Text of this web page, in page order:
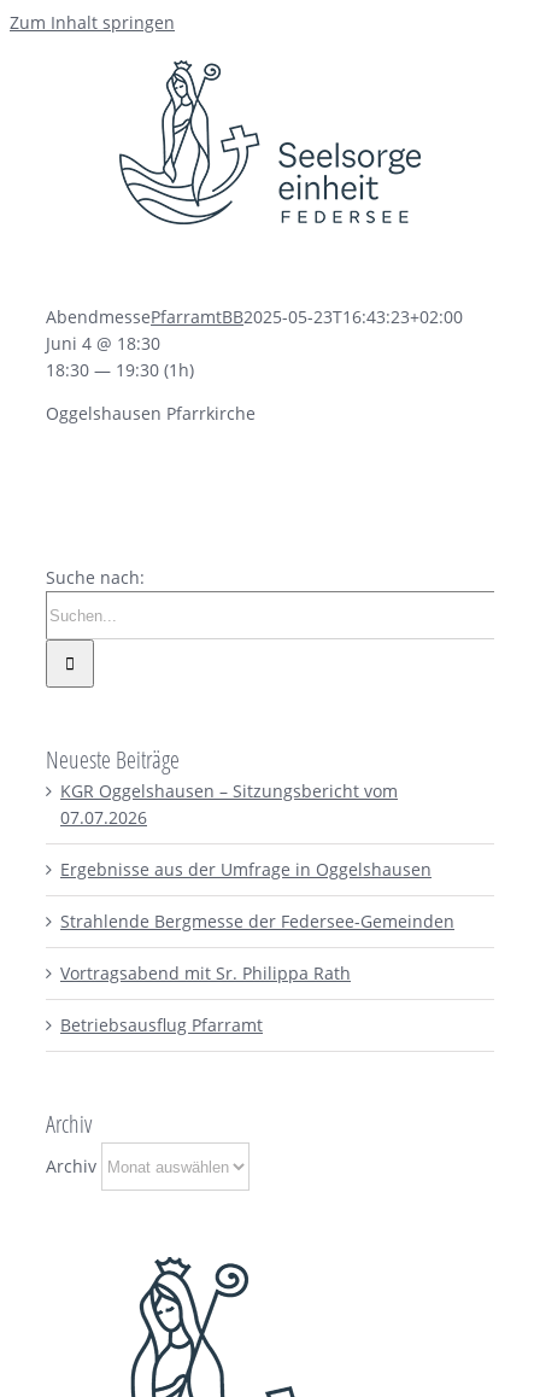
Zum Inhalt springen
AbendmessePfarramtBB2025-05-23T16:43:23+02:00
Juni 4 @ 18:30
18:30 — 19:30 (1h)
Oggelshausen Pfarrkirche
Suche nach:
Neueste Beiträge
KGR Oggelshausen – Sitzungsbericht vom
07.07.2026
Ergebnisse aus der Umfrage in Oggelshausen
Strahlende Bergmesse der Federsee-Gemeinden
Vortragsabend mit Sr. Philippa Rath
Betriebsausflug Pfarramt
Archiv
Archiv